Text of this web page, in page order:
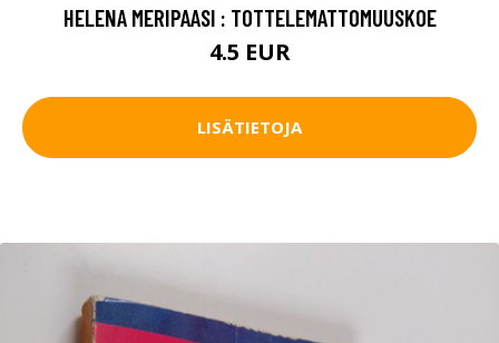
HELENA MERIPAASI : TOTTELEMATTOMUUSKOE
4.5 EUR
LISÄTIETOJA